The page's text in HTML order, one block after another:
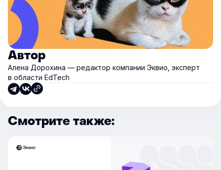
Автор
Алена Дорохина — редактор компании Эквио, эксперт
в области EdTech
Смотрите также: